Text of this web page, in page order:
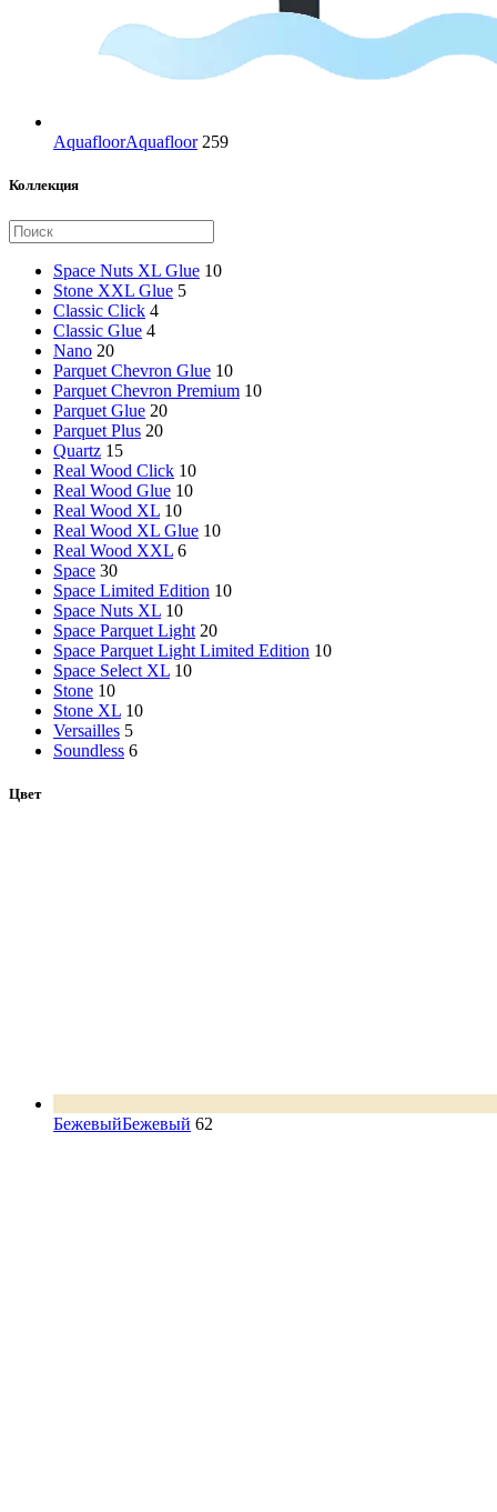
AquafloorAquafloor 259
Коллекция
Space Nuts XL Glue 10
Stone XXL Glue 5
Classic Click 4
Classic Glue 4
Nano 20
Parquet Chevron Glue 10
Parquet Chevron Premium 10
Parquet Glue 20
Parquet Plus 20
Quartz 15
Real Wood Click 10
Real Wood Glue 10
Real Wood XL 10
Real Wood XL Glue 10
Real Wood XXL 6
Space 30
Space Limited Edition 10
Space Nuts XL 10
Space Parquet Light 20
Space Parquet Light Limited Edition 10
Space Select XL 10
Stone 10
Stone XL 10
Versailles 5
Soundless 6
Цвет
БежевыйБежевый 62